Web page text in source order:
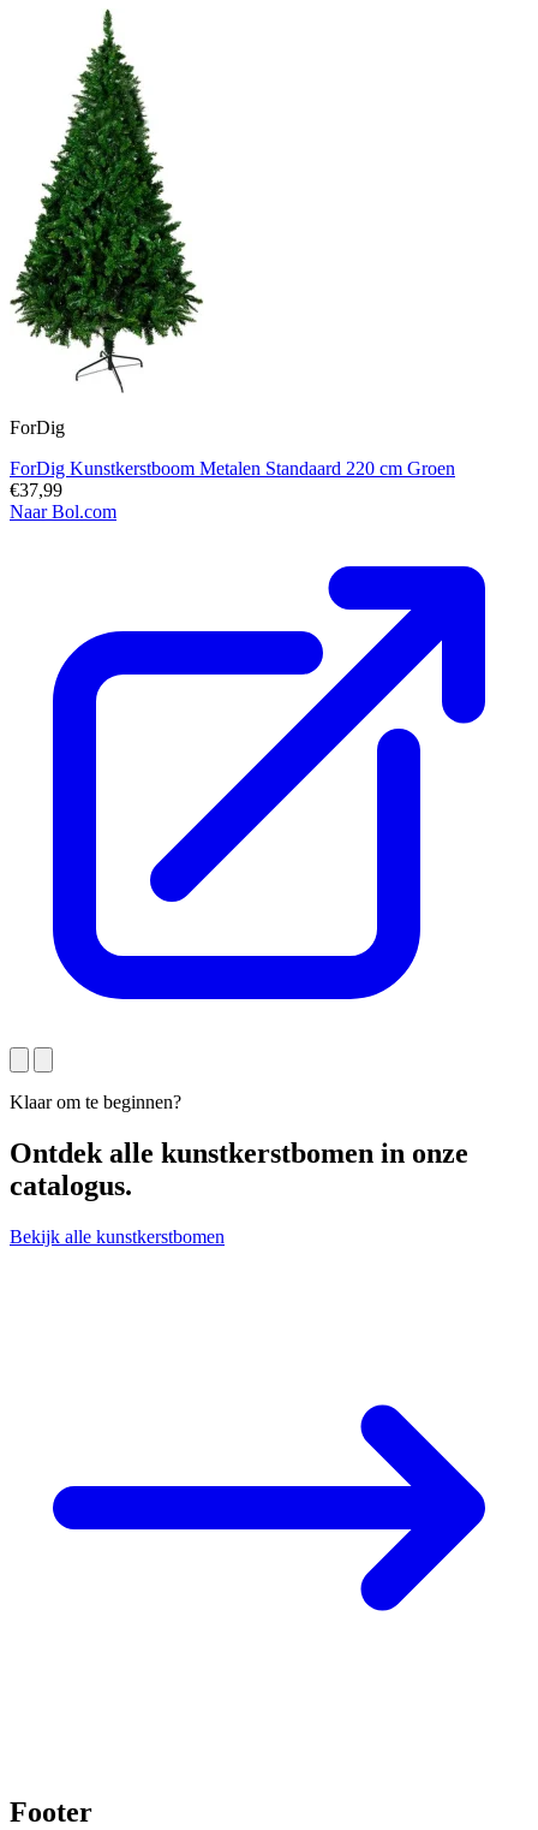
ForDig
ForDig Kunstkerstboom Metalen Standaard 220 cm Groen
€37,99
Naar Bol.com
Klaar om te beginnen?
Ontdek alle kunstkerstbomen in onze
catalogus.
Bekijk alle kunstkerstbomen
Footer